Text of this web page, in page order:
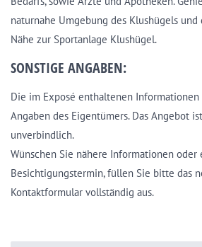
naturnahe Umgebung des Klushügels
Nähe zur Sportanlage Klushügel.
SONSTIGE ANGABEN:
Die im Exposé enthaltenen
Angaben des Eigentümers. Das Angebot
unverbindlich.
Wünschen Sie nähere Informationen oder
Besichtigungstermin, füllen Sie bitte das
Kontaktformular vollständig aus.